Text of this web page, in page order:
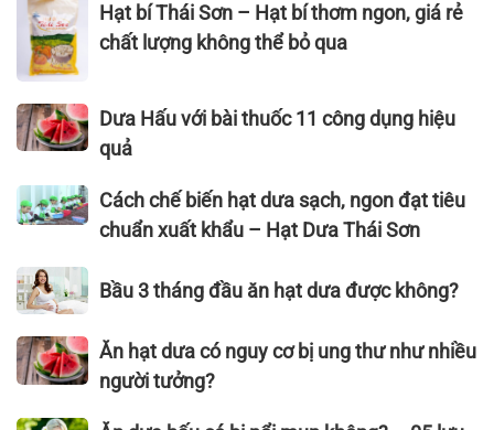
đẹp
da
và
như
thế
bí
Thái
Sơn
Hạt
bí
ngon,
giá
chất
lượng
thể
bỏ
Hạt bí Thái Sơn – Hạt bí thơm ngon, giá rẻ
chất lượng không thể bỏ qua
Dưa
Hấu
bài
thuốc
công
dụng
quả
Dưa Hấu với bài thuốc 11 công dụng hiệu
quả
Cách
chế
hạt
dưa
ngon
đạt
Cách chế biến hạt dưa sạch, ngon đạt tiêu
chuẩn xuất khẩu – Hạt Dưa Thái Sơn
Bầu
3
tháng
đầu
ăn
Bầu 3 tháng đầu ăn hạt dưa được không?
Ăn
hạt
Ăn hạt dưa có nguy cơ bị ung thư như nhiều
người tưởng?